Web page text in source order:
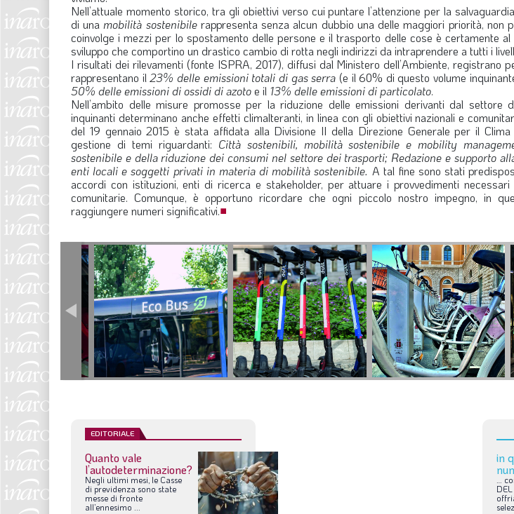
Nell’attuale momento storico, tra gli obiettivi verso cui puntare l’attenzione per la
di una mobilità sostenibilerappresenta senza alcun dubbio una delle maggiori priorità, non
coinvolge i mezzi per lo spostamento delle persone e il trasporto delle cose è certamente
sviluppo che comportino un drastico cambio di rotta negli indirizzi da intraprendere a tutti i
I risultati dei rilevamenti (fonte ISPRA, 2017), diffusi dal Ministero dell’Ambiente, registrano
rappresentano il 23% delle emissioni totali di gas serra (e il 60% di questo volume
50% delle emissioni di ossidi di azotoe il 13% delle emissioni di particolato.
Nell’ambito delle misure promosse per la riduzione delle emissioni derivanti dal
inquinanti determinano anche effetti climalteranti, in linea con gli obiettivi nazionali e
del 19 gennaio 2015 è stata affidata alla Divisione II della Direzione Generale per il Clima
gestione di temi riguardanti: Città sostenibili, mobilità sostenibile e mobility
sostenibile e della riduzione dei consumi nel settore dei trasporti; Redazione e supporto
enti locali e soggetti privati in materia di mobilità sostenibile. A tal fine sono stati
accordi con istituzioni, enti di ricerca e stakeholder, per attuare i provvedimenti
comunitarie. Comunque, è opportuno ricordare che ogni piccolo nostro impegno, in
raggiungere numeri significativi.■
EDITORIALE
Quanto vale
l’autodeterminazione?
Negli ultimi mesi, le Casse
di previdenza sono state
messe di fronte
all’ennesimo ...
in
…
DEL